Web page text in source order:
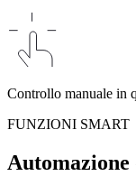
Controllo manuale in
FUNZIONI SMART